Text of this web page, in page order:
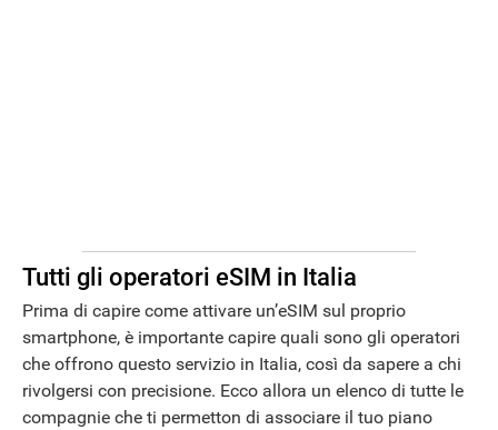
Tutti gli operatori eSIM in Italia
Prima di capire come attivare un’eSIM sul proprio
smartphone, è importante capire quali sono gli operatori
che offrono questo servizio in Italia, così da sapere a chi
rivolgersi con precisione. Ecco allora un elenco di tutte le
compagnie che ti permetton di associare il tuo piano